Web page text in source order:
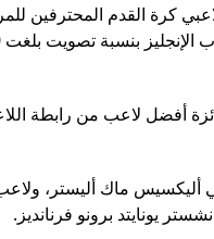
كرة القدم المحترفين
أفضل لاعب من رابطة
أفضل لاعب في إنجلترا 2025، زميله الأرجنتيني
يونايتد برونو فرنانديز.